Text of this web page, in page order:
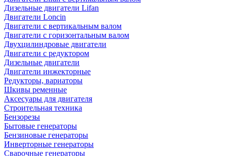
Дизельные двигатели Lifan
Двигатели Loncin
Двигатели с вертикальным валом
Двигатели с горизонтальным валом
Двухцилиндровые двигатели
Двигатели с редуктором
Дизельные двигатели
Двигатели инжекторные
Редукторы, вариаторы
Шкивы ременные
Аксесуары для двигателя
Строительная техника
Бензорезы
Бытовые генераторы
Бензиновые генераторы
Инверторные генераторы
Сварочные генераторы